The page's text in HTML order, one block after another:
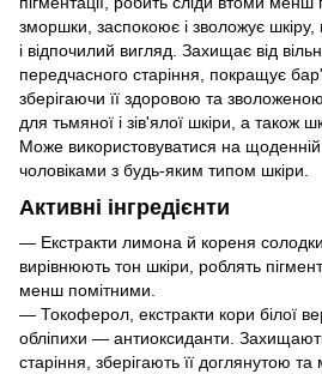
зморшки, заспокоює і зволожує шкіру,
і відпочилий вигляд. Захищає від
передчасного старіння, покращує
зберігаючи її здоровою та
для тьмяної і зів'ялої шкіри, а також
Може використовуватися на щоденній
чоловіками з будь-яким типом шкіри.
Активні інгредієнти
— Екстракти лимона й кореня солодки
вирівнюють тон шкіри, роблять
менш помітними.
— Токоферол, екстракти кори білої
обліпихи — антиоксиданти.
старіння, зберігають її доглянутою